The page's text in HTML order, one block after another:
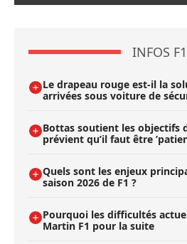
INFOS F1
Le drapeau rouge est-il la
arrivées sous voiture de
Bottas soutient les objectifs
prévient qu’il faut être
Quels sont les enjeux
saison 2026 de F1 ?
Pourquoi les difficultés
Martin F1 pour la suite